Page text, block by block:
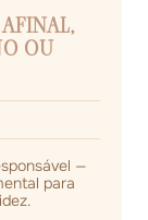
OU
—
para